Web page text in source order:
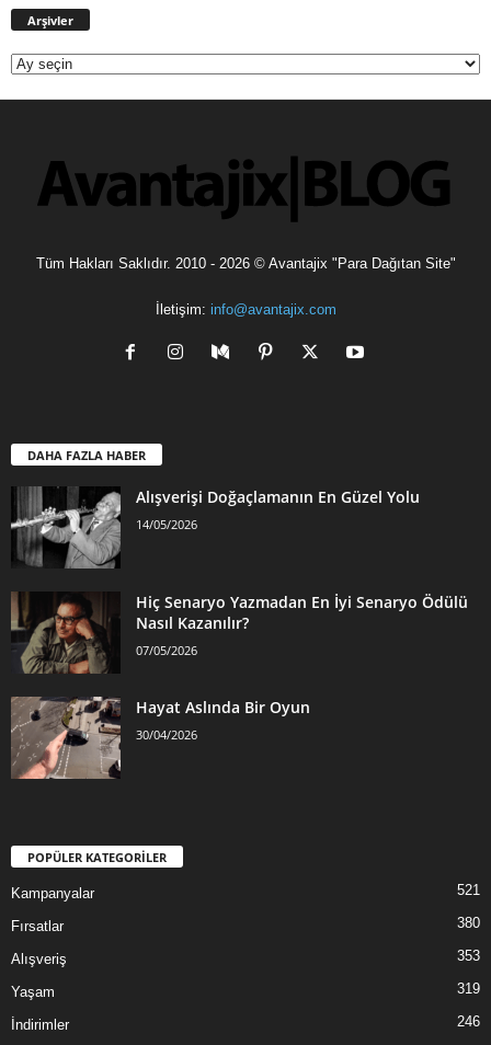
Arşivler
Tüm Hakları Saklıdır. 2010 - 2026 © Avantajix "Para Dağıtan Site"
İletişim: info@avantajix.com
DAHA FAZLA HABER
Alışverişi Doğaçlamanın En Güzel Yolu
14/05/2026
Hiç Senaryo Yazmadan En İyi Senaryo Ödülü
Nasıl Kazanılır?
07/05/2026
Hayat Aslında Bir Oyun
30/04/2026
POPÜLER KATEGORİLER
Kampanyalar 521
Fırsatlar 380
Alışveriş 353
Yaşam 319
İndirimler 246